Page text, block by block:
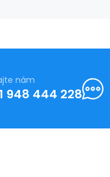
nám
948 444 228